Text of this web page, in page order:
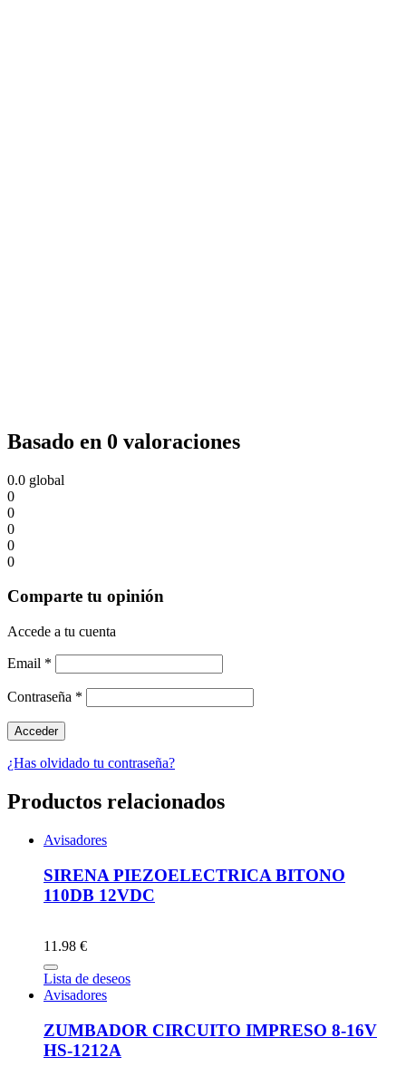
Basado en 0 valoraciones
0.0 global
0
0
0
0
0
Comparte tu opinión
Accede a tu cuenta
Email *
Contraseña *
¿Has olvidado tu contraseña?
Productos relacionados
Avisadores
SIRENA PIEZOELECTRICA BITONO
110DB 12VDC
11.98 €
Lista de deseos
Avisadores
ZUMBADOR CIRCUITO IMPRESO 8-16V
HS-1212A